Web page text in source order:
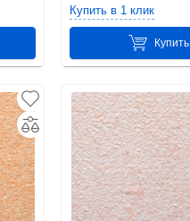
Купить в 1 клик
Купить